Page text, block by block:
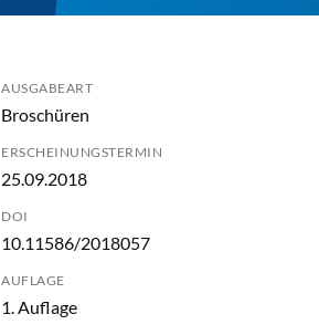
AUSGABEART
Broschüren
ERSCHEINUNGSTERMIN
25.09.2018
DOI
10.11586/2018057
AUFLAGE
1. Auflage